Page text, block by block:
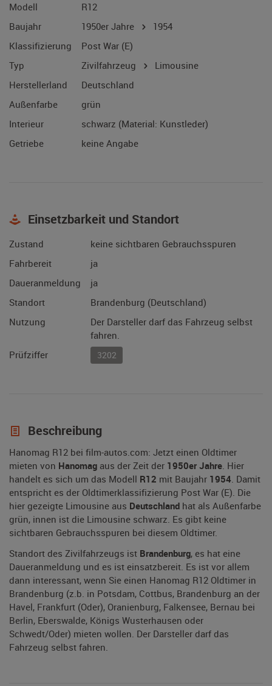
Modell
R12
Baujahr
1950er Jahre
1954
Klassifizierung
Post War (E)
Typ
Zivilfahrzeug
Limousine
Herstellerland
Deutschland
Außenfarbe
grün
Interieur
schwarz (Material: Kunstleder)
Getriebe
keine Angabe
Einsetzbarkeit und Standort
Zustand
keine sichtbaren Gebrauchsspuren
Fahrbereit
ja
Daueranmeldung
ja
Standort
Brandenburg (Deutschland)
Nutzung
Der Darsteller darf das Fahrzeug selbst
fahren.
Prüfziffer
3202
Beschreibung
Hanomag R12 bei film-autos.com: Jetzt einen Oldtimer
mieten von Hanomag aus der Zeit der 1950er Jahre. Hier
handelt es sich um das Modell R12 mit Baujahr 1954. Damit
entspricht es der Oldtimerklassifizierung Post War (E). Die
hier gezeigte Limousine aus Deutschland hat als Außenfarbe
grün, innen ist die Limousine schwarz. Es gibt keine
sichtbaren Gebrauchsspuren bei diesem Oldtimer.
Standort des Zivilfahrzeugs ist Brandenburg, es hat eine
Daueranmeldung und es ist einsatzbereit. Es ist vor allem
dann interessant, wenn Sie einen Hanomag R12 Oldtimer in
Brandenburg (z.b. in Potsdam, Cottbus, Brandenburg an der
Havel, Frankfurt (Oder), Oranienburg, Falkensee, Bernau bei
Berlin, Eberswalde, Königs Wusterhausen oder
Schwedt/Oder) mieten wollen. Der Darsteller darf das
Fahrzeug selbst fahren.